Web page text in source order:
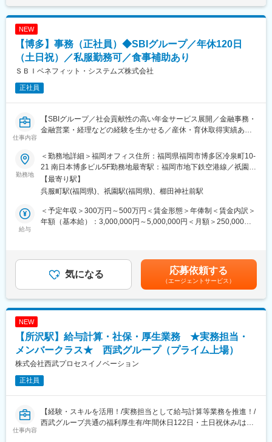
・書類の不備などがあった場合の加入者さまへのご連絡（1日2～
5件程度）。
7.関係機関とのデータ授受
だき、その後他の給付業務についても少しずつ実務を経験しなが
ら学んでいただきます。
進めていき、1ヵ月～3ヵ月で簡単な裁定や事務作業、お客様対応
に慣れていただき、1年程度で全ての業務に対応できるよう、計画
的に成長をサポートします。
経験を積めば管理職やリーダーなどのポジションも目指せます。
■魅力
給付業務は業務内容が広範囲にわたり、習得する知識も事務作業
した知識は今後の人生に深く関わるものであるため、やりがいも
得られます。
●確定拠出年金に関する知識だけでなく、税法などの理解を深める
●顧客対応により「相手の理解度に話を合わせる」「伝えたい内容
●複数の年金制度を考えることが多くなり、将来の資産形成につい
て学びやすい職場環境となっています。
■働きやすさ
や食事補助など福利厚生も充実し、長期的なキャリア形成が可能
です。
変更の範囲：会社の定める業務
NEW
【博多】事務（正社員）◆SBIグループ／年休120日
（土日祝）／私服勤務可／食事補助あり
ＳＢＩベネフィット・システムズ株式会社
正社員
仕事内容
【SBIグループ／社会貢献性の高い年金サービス展開／金融事務・
金融営業・経理などの経験を生かせる／産休・育休取得実績あり
■業務内容
確定拠出年金の給付業務（老齢給付、障害給付）です。請求書類
の受付から給付金振込までの一連のオペレーション業務をご担当
いただきます。
■職務詳細
1.書類受付
マニュアルに従い、書類が揃っているのか、正しく記載されてい
取りになれるのか判断をします。
3.源泉徴収事務
・書類不備などがあった場合の加入者さまへのご連絡（1日2～5
件程度）。
7.関係機関とのデータ授受
いただきます。
易しい作業から難度の高い作業まで習得状況に合わせて段階的に
勤務地
＜勤務地詳細＞福岡オフィス住所：福岡県福岡市博多区冷泉町10-
21 南日本博多ビル5F勤務地最寄駅：福岡市地下鉄空港線／祇園駅
受動喫煙対策：屋内全面禁煙変更の範囲：会社の定める事業所
（リモートワーク含む）
【最寄り駅】
呉服町駅(福岡県)、祇園駅(福岡県)、櫛田神社前駅
給与
＜予定年収＞300万円～500万円＜賃金形態＞年俸制＜賃金内訳＞
年額（基本給）：3,000,000円～5,000,000円＜月額＞250,000円
月※業績・評価に応じて支給）・給与改定：年1回賃金はあくまで
も目安の金額であり、選考を通じて上下する可能性があります。
月給(月額)は固定手当を含めた表記です。
気になる 応募依頼する
（エージェントサービス）
NEW
【所沢駅】給与計算・社保・厚生業務 ★実務担当・
メンバークラス★ 西武グループ（プライム上場）
株式会社西武プロセスイノベーション
正社員
仕事内容
【経験・スキルを活用！/実務担当として給与計算等業務を推進！/
西武グループ共通の福利厚生有/年間休日122日・土日祝休み/はた